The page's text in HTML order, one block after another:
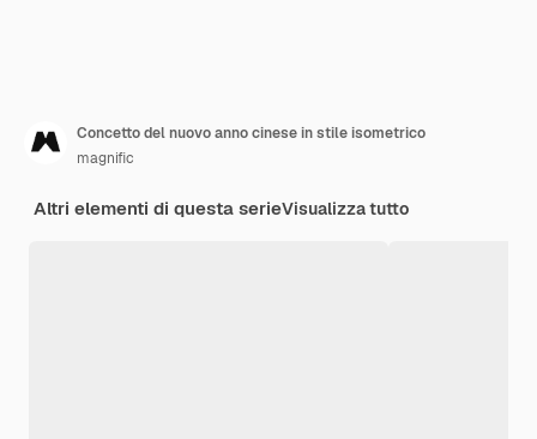
Concetto del nuovo anno cinese in stile isometrico
magnific
Altri elementi di questa serieVisualizza tutto